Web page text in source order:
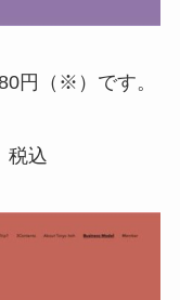
円（※）です。
税込